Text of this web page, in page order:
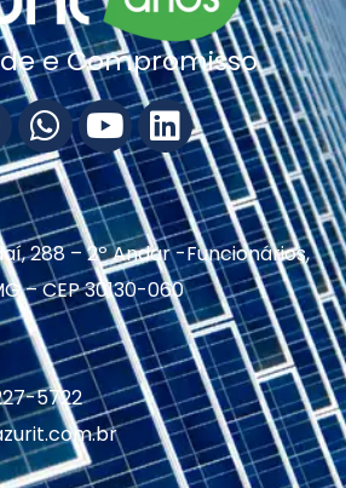
e Compromisso
288 – 2º Andar -Funcionários,
– CEP 30130-060
5722